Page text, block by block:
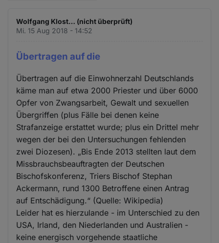
Wolfgang Klost… (nicht überprüft)
Mi. 15 Aug 2018 - 14:52
Übertragen auf die
Übertragen auf die Einwohnerzahl Deutschlands
käme man auf etwa 2000 Priester und über 6000
Opfer von Zwangsarbeit, Gewalt und sexuellen
Übergriffen (plus Fälle bei denen keine
Strafanzeige erstattet wurde; plus ein Drittel mehr
wegen der bei den Untersuchungen fehlenden
zwei Diozesen). „Bis Ende 2013 stellten laut dem
Missbrauchsbeauftragten der Deutschen
Bischofskonferenz, Triers Bischof Stephan
Ackermann, rund 1300 Betroffene einen Antrag
auf Entschädigung.“ (Quelle: Wikipedia)
Leider hat es hierzulande - im Unterschied zu den
USA, Irland, den Niederlanden und Australien -
keine energisch vorgehende staatliche